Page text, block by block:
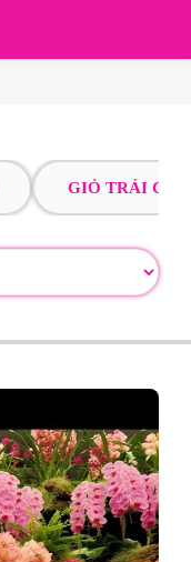
GIỎ TRÁI CÂY